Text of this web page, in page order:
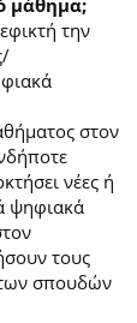
μάθημα;
την
στον
νέες ή
ψηφιακά
τους
των σπουδών